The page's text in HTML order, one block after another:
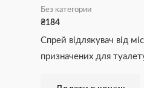
Без категории
₴184
Спрей відлякувач від
призначених для